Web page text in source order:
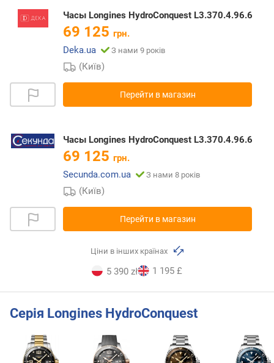
Часы Longines HydroConquest L3.370.4.96.6
69 125 грн.
Deka.ua
З нами 9 років
(Київ)
Перейти в магазин
Часы Longines HydroConquest L3.370.4.96.6
69 125 грн.
Secunda.com.ua
З нами 8 років
(Київ)
Перейти в магазин
Ціни в інших країнах
5 390 zł 1 195 £
Серія Longines HydroConquest